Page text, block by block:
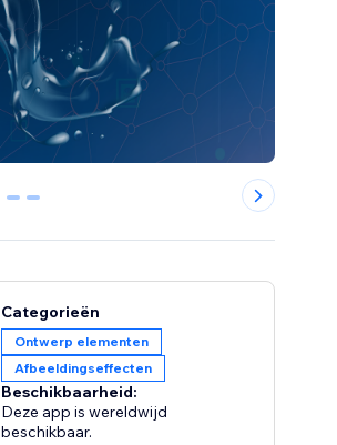
1 2
Categorieën
Ontwerp elementen
Afbeeldingseffecten
Beschikbaarheid:
Deze app is wereldwijd
beschikbaar.